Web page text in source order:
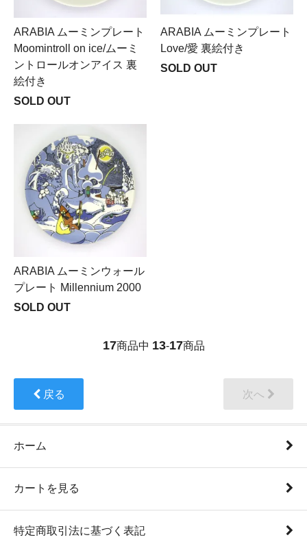
ARABIA ムーミンプレート
Moomintroll on ice/ムーミ
ントロールオンアイス 裏
絵付き
SOLD OUT
ARABIA ムーミンプレート
Love/愛 裏絵付き
SOLD OUT
ARABIA ムーミンウォール
プレート Millennium 2000
SOLD OUT
17商品中 13-17商品
戻る 次へ
ホーム
カートを見る
特定商取引法に基づく表記